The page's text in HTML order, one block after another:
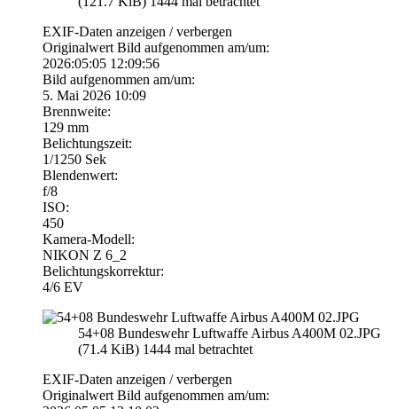
EXIF-Daten anzeigen / verbergen
Originalwert Bild aufgenommen am/um:
2026:05:05 12:09:56
Bild aufgenommen am/um:
5. Mai 2026 10:09
Brennweite:
129 mm
Belichtungszeit:
1/1250 Sek
Blendenwert:
f/8
ISO:
450
Kamera-Modell:
NIKON Z 6_2
Belichtungskorrektur:
4/6 EV
54+08 Bundeswehr Luftwaffe Airbus A400M 02.JPG
(71.4 KiB) 1444 mal betrachtet
EXIF-Daten anzeigen / verbergen
Originalwert Bild aufgenommen am/um: